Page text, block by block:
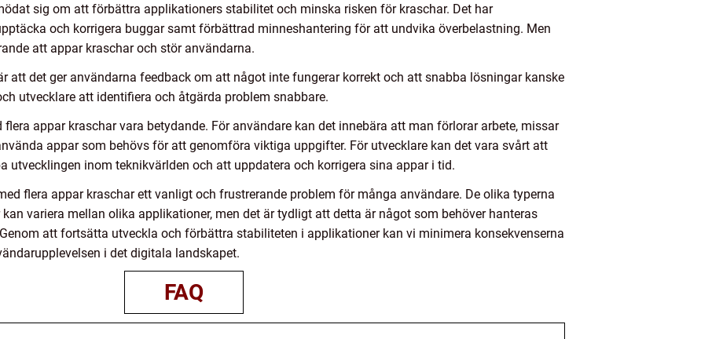
sig om att förbättra applikationers stabilitet och minska risken för kraschar. Det har
och korrigera buggar samt förbättrad minneshantering för att undvika överbelastning. Men
att appar kraschar och stör användarna.
att det ger användarna feedback om att något inte fungerar korrekt och att snabba lösningar kanske
utvecklare att identifiera och åtgärda problem snabbare.
appar kraschar vara betydande. För användare kan det innebära att man förlorar arbete, missar
appar som behövs för att genomföra viktiga uppgifter. För utvecklare kan det vara svårt att
utvecklingen inom teknikvärlden och att uppdatera och korrigera sina appar i tid.
flera appar kraschar ett vanligt och frustrerande problem för många användare. De olika typerna
variera mellan olika applikationer, men det är tydligt att detta är något som behöver hanteras
att fortsätta utveckla och förbättra stabiliteten i applikationer kan vi minimera konsekvenserna
i det digitala landskapet.
FAQ